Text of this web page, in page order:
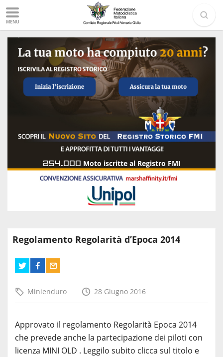
MENU
254.000 Moto iscritte al Registro FMI
Regolamento Regolarità d’Epoca 2014
Minienduro 28 Giugno 2016
Approvato il regolamento Regolarità Epoca 2014
che prevede anche la partecipazione dei piloti con
licenza MINI OLD . Leggilo subito clicca sul titolo e